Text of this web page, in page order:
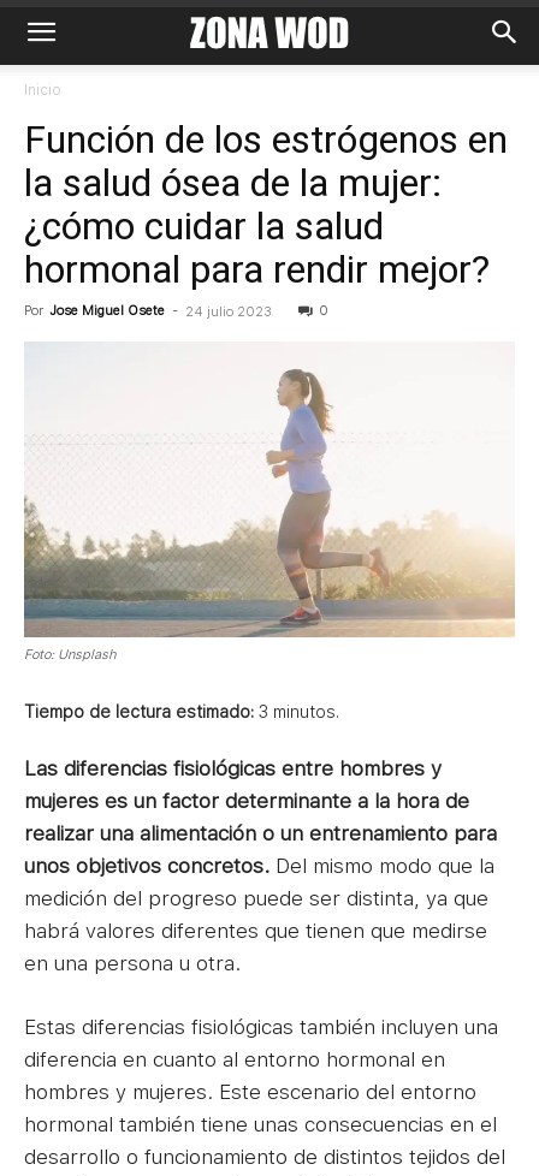
Inicio
Función de los estrógenos en
la salud ósea de la mujer:
¿cómo cuidar la salud
hormonal para rendir mejor?
Por Jose Miguel Osete - 24 julio 2023 0
Foto: Unsplash
Tiempo de lectura estimado: 3 minutos.
Las diferencias fisiológicas entre hombres y
mujeres es un factor determinante a la hora de
realizar una alimentación o un entrenamiento para
unos objetivos concretos. Del mismo modo que la
medición del progreso puede ser distinta, ya que
habrá valores diferentes que tienen que medirse
en una persona u otra.
Estas diferencias fisiológicas también incluyen una
diferencia en cuanto al entorno hormonal en
hombres y mujeres. Este escenario del entorno
hormonal también tiene unas consecuencias en el
desarrollo o funcionamiento de distintos tejidos del